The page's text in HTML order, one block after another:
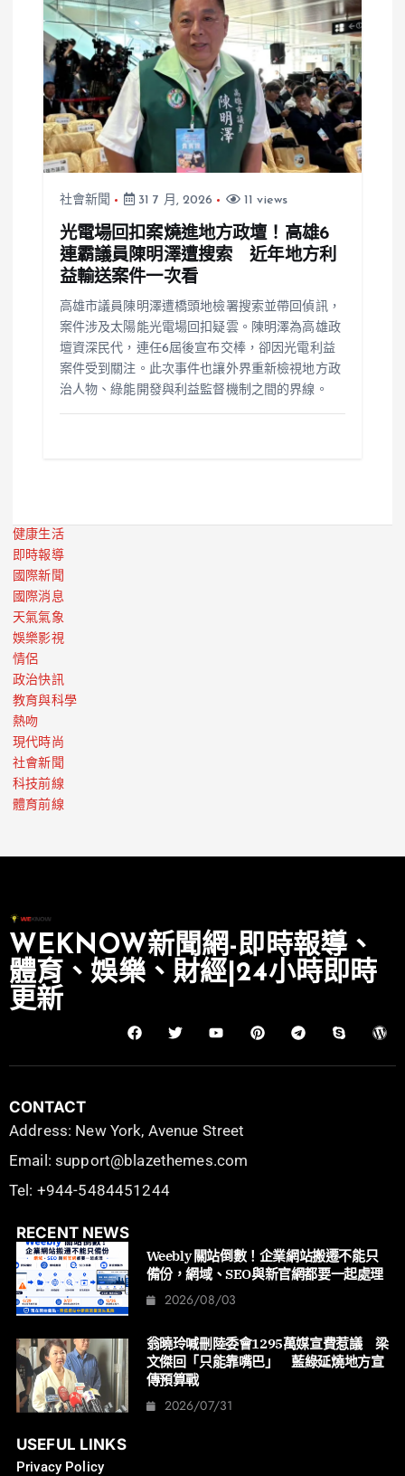
社會新聞 31 7 月, 2026 11 views
光電場回扣案燒進地方政壇！高雄6
連霸議員陳明澤遭搜索 近年地方利
益輸送案件一次看
高雄市議員陳明澤遭橋頭地檢署搜索並帶回偵訊，
案件涉及太陽能光電場回扣疑雲。陳明澤為高雄政
壇資深民代，連任6屆後宣布交棒，卻因光電利益
案件受到關注。此次事件也讓外界重新檢視地方政
治人物、綠能開發與利益監督機制之間的界線。
健康生活
即時報導
國際新聞
國際消息
天氣氣象
娛樂影視
情侶
政治快訊
教育與科學
熱吻
現代時尚
社會新聞
科技前線
體育前線
WEKNOW新聞網-即時報導、
體育、娛樂、財經|24小時即時
更新
CONTACT
Address: New York, Avenue Street
Email: support@blazethemes.com
Tel: +944-5484451244
RECENT NEWS
Weebly 關站倒數！企業網站搬遷不能只
備份，網域、SEO與新官網都要一起處理
2026/08/03
翁曉玲喊刪陸委會1295萬媒宣費惹議 梁
文傑回「只能靠嘴巴」 藍綠延燒地方宣
傳預算戰
2026/07/31
USEFUL LINKS
Privacy Policy